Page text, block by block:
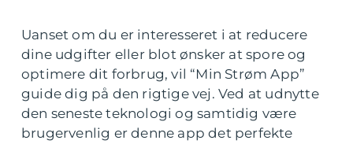
Uanset om du er interesseret i at reducere
dine udgifter eller blot ønsker at spore og
optimere dit forbrug, vil “Min Strøm App”
guide dig på den rigtige vej. Ved at udnytte
den seneste teknologi og samtidig være
brugervenlig er denne app det perfekte